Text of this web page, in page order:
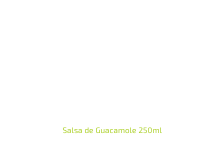
Salsa de Guacamole 250ml